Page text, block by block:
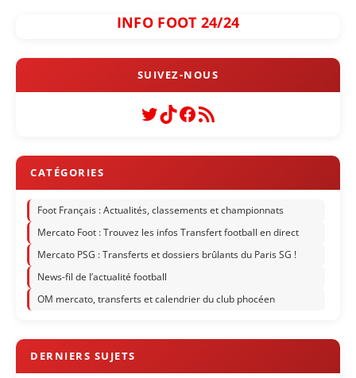
INFO FOOT 24/24
Twitter
TikTok
Facebook
Flux RSS
Foot Français : Actualités, classements et championnats
Mercato Foot : Trouvez les infos Transfert football en direct
Mercato PSG : Transferts et dossiers brûlants du Paris SG !
News-fil de l’actualité football
OM mercato, transferts et calendrier du club phocéen